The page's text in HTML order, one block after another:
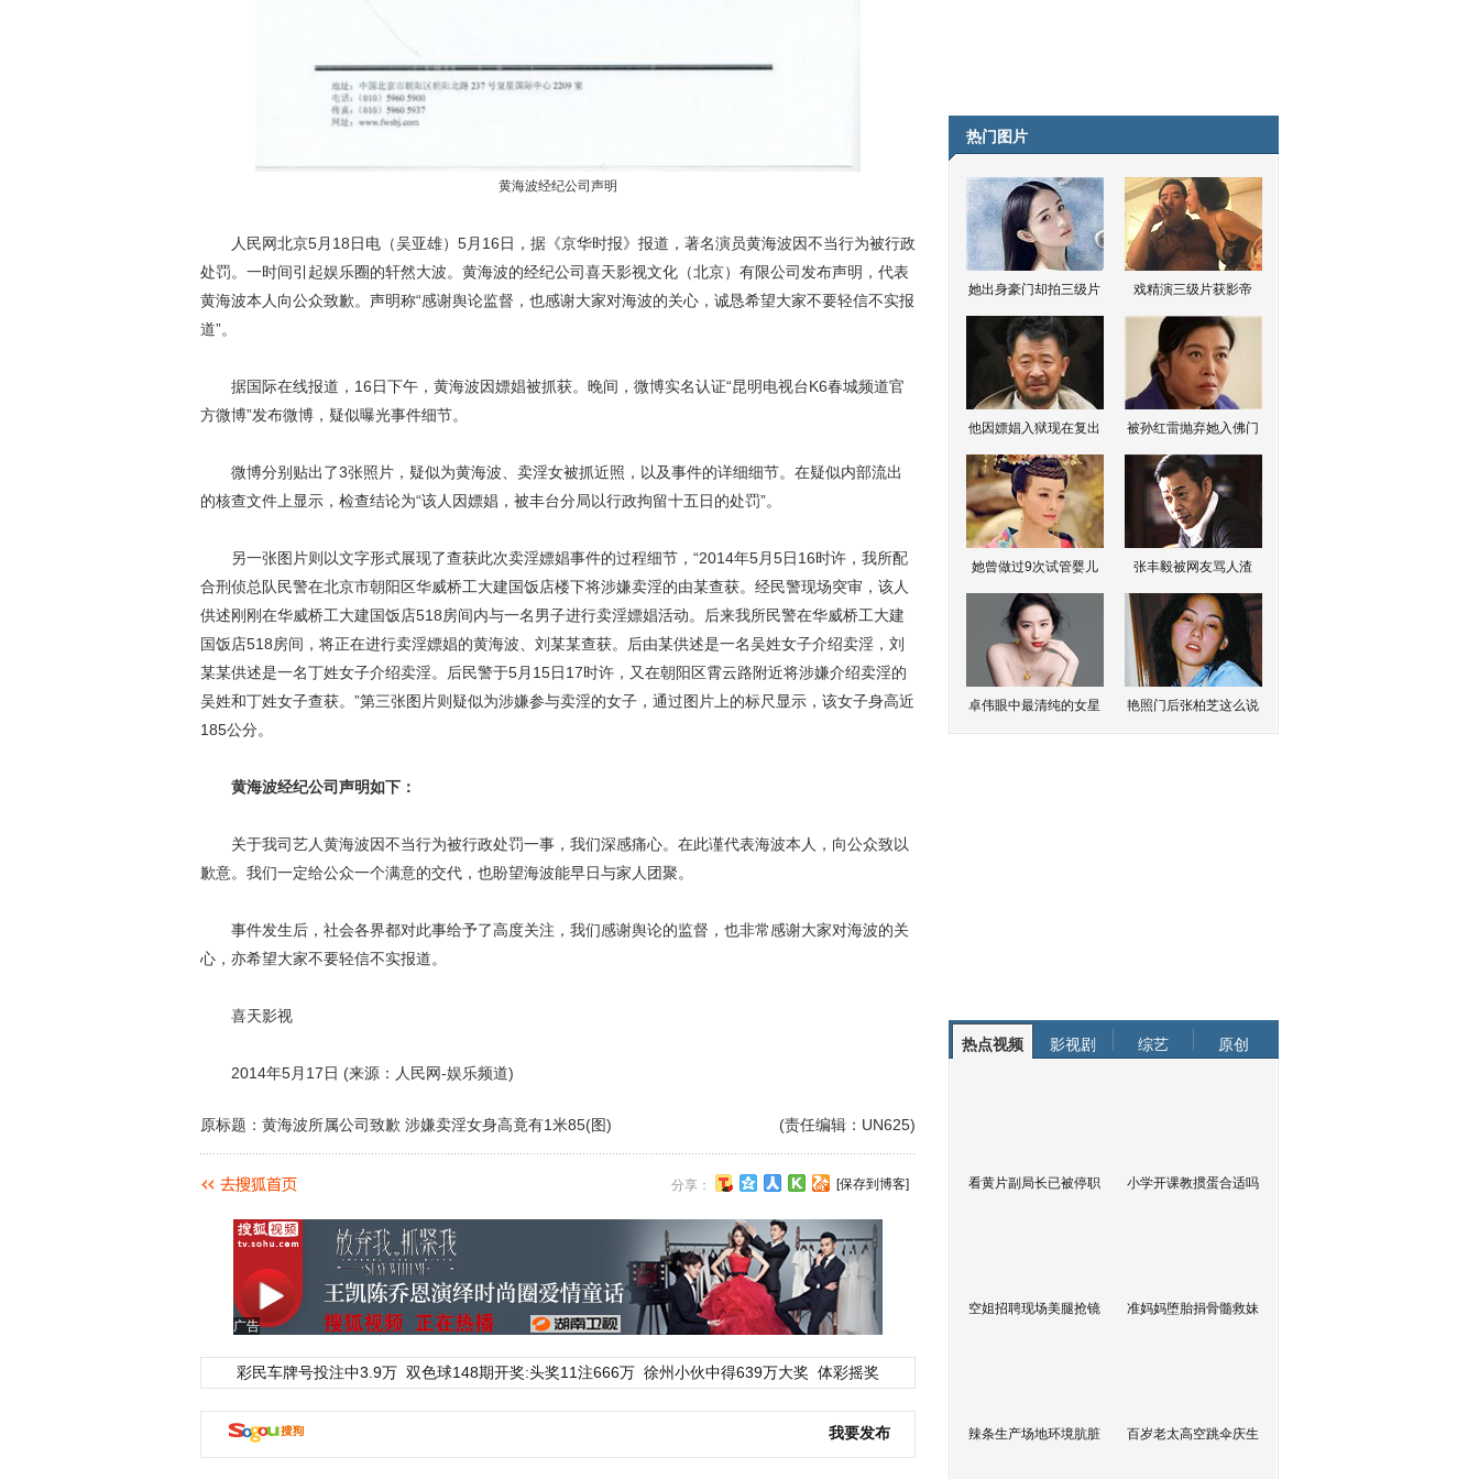
黄海波经纪公司声明
人民网北京5月18日电（吴亚雄）5月16日，据《京华时报》报道，著名演员黄海波因不当行为被行政
处罚。一时间引起娱乐圈的轩然大波。黄海波的经纪公司喜天影视文化（北京）有限公司发布声明，代表
黄海波本人向公众致歉。声明称“感谢舆论监督，也感谢大家对海波的关心，诚恳希望大家不要轻信不实报
道”。
据国际在线报道，16日下午，黄海波因嫖娼被抓获。晚间，微博实名认证“昆明电视台K6春城频道官
方微博”发布微博，疑似曝光事件细节。
微博分别贴出了3张照片，疑似为黄海波、卖淫女被抓近照，以及事件的详细细节。在疑似内部流出
的核查文件上显示，检查结论为“该人因嫖娼，被丰台分局以行政拘留十五日的处罚”。
另一张图片则以文字形式展现了查获此次卖淫嫖娼事件的过程细节，“2014年5月5日16时许，我所配
合刑侦总队民警在北京市朝阳区华威桥工大建国饭店楼下将涉嫌卖淫的由某查获。经民警现场突审，该人
供述刚刚在华威桥工大建国饭店518房间内与一名男子进行卖淫嫖娼活动。后来我所民警在华威桥工大建
国饭店518房间，将正在进行卖淫嫖娼的黄海波、刘某某查获。后由某供述是一名吴姓女子介绍卖淫，刘
某某供述是一名丁姓女子介绍卖淫。后民警于5月15日17时许，又在朝阳区霄云路附近将涉嫌介绍卖淫的
吴姓和丁姓女子查获。”第三张图片则疑似为涉嫌参与卖淫的女子，通过图片上的标尺显示，该女子身高近
185公分。
黄海波经纪公司声明如下：
关于我司艺人黄海波因不当行为被行政处罚一事，我们深感痛心。在此谨代表海波本人，向公众致以
歉意。我们一定给公众一个满意的交代，也盼望海波能早日与家人团聚。
事件发生后，社会各界都对此事给予了高度关注，我们感谢舆论的监督，也非常感谢大家对海波的关
心，亦希望大家不要轻信不实报道。
喜天影视
2014年5月17日 (来源：人民网-娱乐频道)
(责任编辑：UN625)
原标题：黄海波所属公司致歉 涉嫌卖淫女身高竟有1米85(图)
分享： [保存到博客]
广告
彩民车牌号投注中3.9万 双色球148期开奖:头奖11注666万 徐州小伙中得639万大奖 体彩摇奖
我要发布
热门图片
她出身豪门却拍三级片 戏精演三级片获影帝
他因嫖娼入狱现在复出 被孙红雷抛弃她入佛门
她曾做过9次试管婴儿 张丰毅被网友骂人渣
卓伟眼中最清纯的女星 艳照门后张柏芝这么说
热点视频 影视剧 综艺 原创
看黄片副局长已被停职 小学开课教掼蛋合适吗
空姐招聘现场美腿抢镜 准妈妈堕胎捐骨髓救妹
辣条生产场地环境肮脏 百岁老太高空跳伞庆生